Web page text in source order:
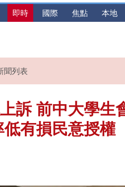
即時 國際 焦點 本地
聞列表
訴 前中大學生
有損民意授權